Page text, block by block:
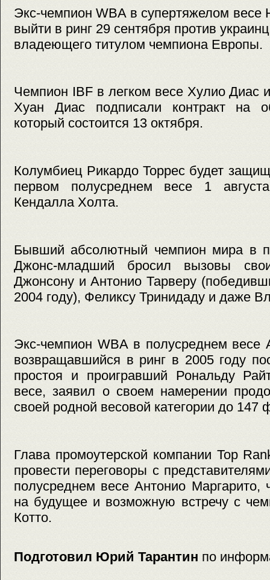
Экс-чемпион WBA в супертяжелом
выйти в ринг 29 сентября против
владеющего титулом чемпиона Европы.
Чемпион IBF в легком весе Хулио Диас
Хуан Диас подписали контракт на
который состоится 13 октября.
Колумбиец Рикардо Торрес будет
первом полусреднем весе 1
Кендалла Холта.
Бывший абсолютный чемпион мира в
Джонс-младший бросил вызовы
Джонсону и Антонио Тарверу
2004 году), Феликсу Тринидаду и даже
Экс-чемпион WBA в полусреднем весе
возвращавшийся в ринг в 2005 году
простоя и проигравший Рональду
весе, заявил о своем намерении
своей родной весовой категории до 147
Глава промоутерской компании Top
провести переговоры с
полусреднем весе Антонио Маргарито,
на будущее и возможную встречу с
Котто.
Подготовил Юрий Тарантин по